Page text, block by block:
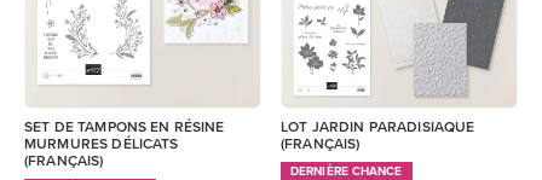
SET DE TAMPONS EN RÉSINE
MURMURES DÉLICATS
(FRANÇAIS)
LOT JARDIN PARADISIAQUE
(FRANÇAIS)
DERNIÈRE CHANCE